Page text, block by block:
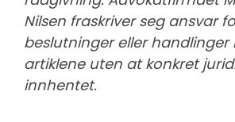
Nilsen fraskriver seg ansvar
beslutninger eller handlinger
artiklene uten at konkret
innhentet.